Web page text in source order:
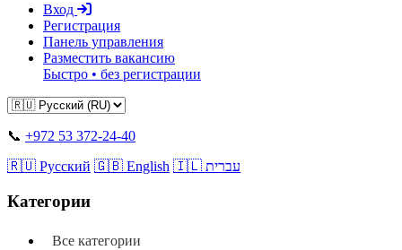
Вход
Регистрация
Панель управления
Разместить вакансию
Быстро • без регистрации
📞 +972 53 372-24-40
🇷🇺 Русский 🇬🇧 English 🇮🇱 עברית
Категории
Все категории